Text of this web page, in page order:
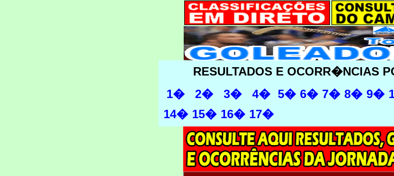
RESULTADOS E OCORR�NCIAS
1�
2� 3� 4� 5� 6� 7� 8� 9�
14� 15� 16� 17�